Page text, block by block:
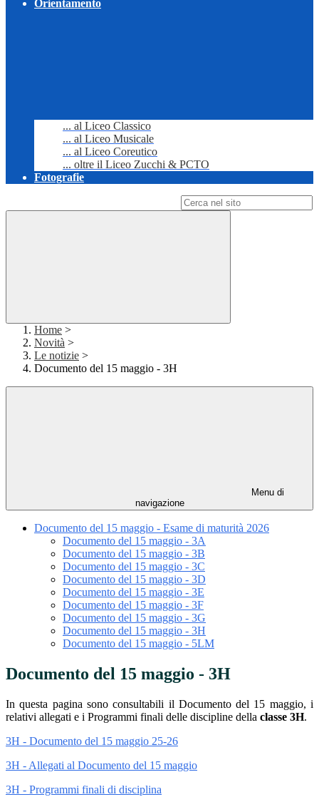
Orientamento
... al Liceo Classico
... al Liceo Musicale
... al Liceo Coreutico
... oltre il Liceo Zucchi & PCTO
Fotografie
Home >
Novità >
Le notizie >
Documento del 15 maggio - 3H
Menu di
navigazione
Documento del 15 maggio - Esame di maturità 2026
Documento del 15 maggio - 3A
Documento del 15 maggio - 3B
Documento del 15 maggio - 3C
Documento del 15 maggio - 3D
Documento del 15 maggio - 3E
Documento del 15 maggio - 3F
Documento del 15 maggio - 3G
Documento del 15 maggio - 3H
Documento del 15 maggio - 5LM
Documento del 15 maggio - 3H
In questa pagina sono consultabili il Documento del 15 maggio, i
relativi allegati e i Programmi finali delle discipline della classe 3H.
3H - Documento del 15 maggio 25-26
3H - Allegati al Documento del 15 maggio
3H - Programmi finali di disciplina